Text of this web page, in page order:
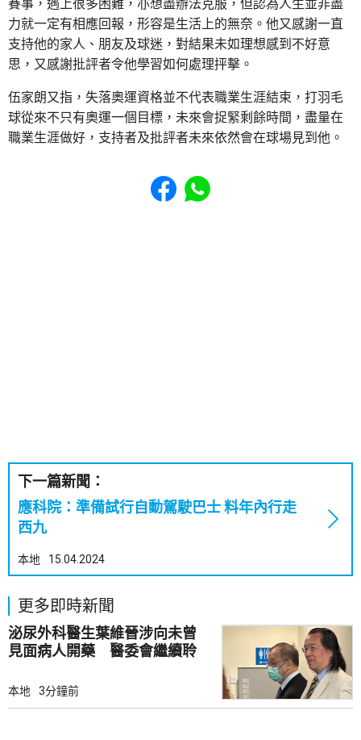
賽事，遇上很多困難，亦想盡辦法克服，但認為人生並非盡
力就一定有相應回報，形容是生活上的無奈。他又感謝一直
支持他的家人、朋友及球迷，對結果未如理想感到不好意
思，又感謝批評者令他學習如何處理抨擊。
伍家朗又指，失落奧運資格並不代表職業生涯結束，打羽毛
球從來不只有奧運一個目標，未來會捉緊剩餘時間，盡量在
職業生涯做好，支持者及批評者未來依然會在球場見到他。
Share to Facebook
Share to WhatsApp
下一篇新聞：
應科院：準備試行自動駕駛巴士 料年內行走
西九
本地 15.04.2024
更多即時新聞
泌尿外科醫生葉維晉涉向未曾
見面病人開藥 醫委會繼續聆
本地 3分鐘前